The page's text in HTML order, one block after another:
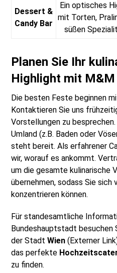
Dessert &
Candy Bar
Ein optisches
mit Torten,
süßen
Planen Sie Ihr
Highlight mit
Die besten Feste beginnen
Kontaktieren Sie uns
Vorstellungen zu
Umland (z.B. Baden oder
steht bereit. Als erfahrener
wir, worauf es ankommt.
um die gesamte kulinarische
übernehmen, sodass Sie sich
konzentrieren können.
Für standesamtliche
Bundeshauptstadt
der StadtWien (Externer
das perfekte
zu finden.